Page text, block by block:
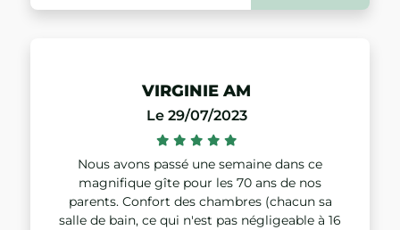
VIRGINIE AM
Le 29/07/2023
Nous avons passé une semaine dans ce
magnifique gîte pour les 70 ans de nos
parents. Confort des chambres (chacun sa
salle de bain, ce qui n'est pas négligeable à 16